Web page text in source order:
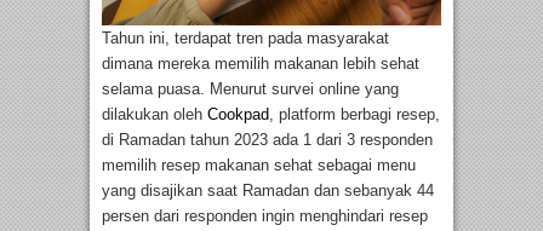
Tahun ini, terdapat tren pada masyarakat
dimana mereka memilih makanan lebih sehat
selama puasa. Menurut survei online yang
dilakukan oleh Cookpad, platform berbagi resep,
di Ramadan tahun 2023 ada 1 dari 3 responden
memilih resep makanan sehat sebagai menu
yang disajikan saat Ramadan dan sebanyak 44
persen dari responden ingin menghindari resep